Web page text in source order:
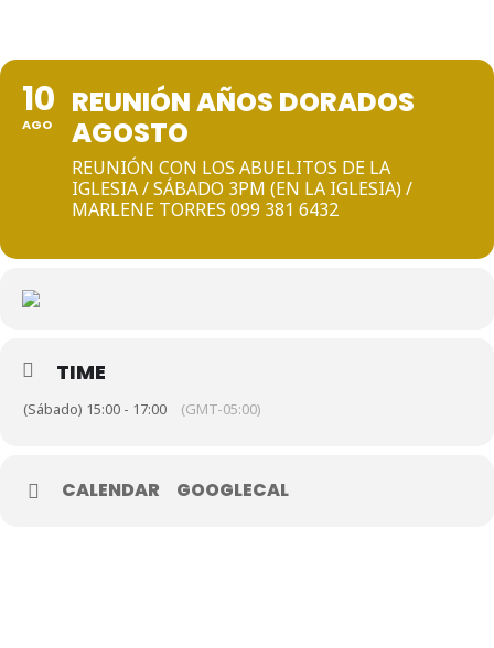
10
AGO
REUNIÓN AÑOS DORADOS
AGOSTO
REUNIÓN CON LOS ABUELITOS DE LA
IGLESIA / SÁBADO 3PM (EN LA IGLESIA) /
MARLENE TORRES 099 381 6432
TIME
(Sábado) 15:00 - 17:00 (GMT-05:00)
CALENDAR GOOGLECAL